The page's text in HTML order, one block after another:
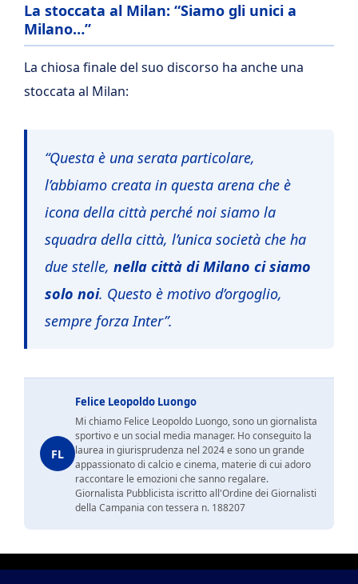
La stoccata al Milan: “Siamo gli unici a
Milano…”
La chiosa finale del suo discorso ha anche una
stoccata al Milan:
“Questa è una serata particolare,
l’abbiamo creata in questa arena che è
icona della città perché noi siamo la
squadra della città, l’unica società che ha
due stelle, nella città di Milano ci siamo
solo noi. Questo è motivo d’orgoglio,
sempre forza Inter”.
FL
Felice Leopoldo Luongo
Mi chiamo Felice Leopoldo Luongo, sono un giornalista
sportivo e un social media manager. Ho conseguito la
laurea in giurisprudenza nel 2024 e sono un grande
appassionato di calcio e cinema, materie di cui adoro
raccontare le emozioni che sanno regalare.
Giornalista Pubblicista iscritto all'Ordine dei Giornalisti
della Campania con tessera n. 188207